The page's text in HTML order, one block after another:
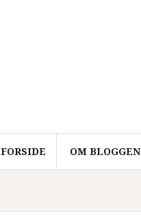
FORSIDE OM BLOGGEN